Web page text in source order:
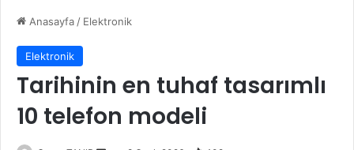
Anasayfa/ Elektronik
Elektronik
Tarihinin en tuhaf tasarımlı
10 telefon modeli